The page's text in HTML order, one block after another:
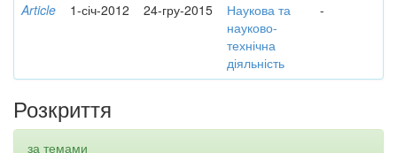
Article 1-січ-2012 24-гру-2015
Наукова та
науково-
технічна
діяльність
-
Розкриття
за темами